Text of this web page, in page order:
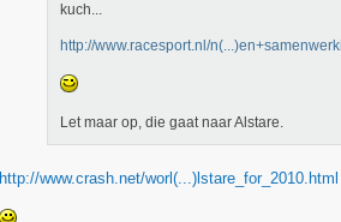
kuch...
http://www.racesport.nl/
Let maar op, die gaat naar Alstare.
http://www.crash.net/worl(...)lstare_for_2010.html